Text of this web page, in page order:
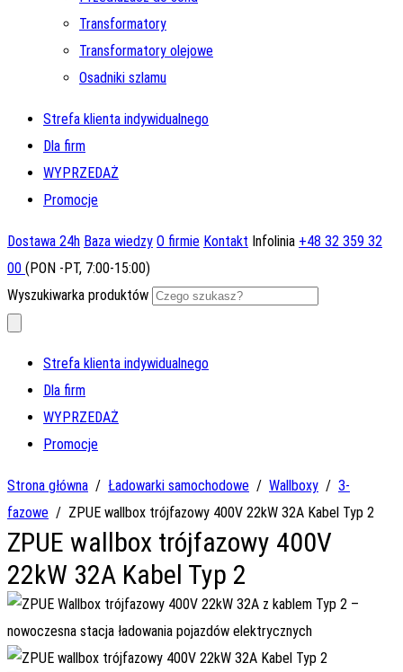
Transformatory
Transformatory olejowe
Osadniki szlamu
Strefa klienta indywidualnego
Dla firm
WYPRZEDAŻ
Promocje
Dostawa 24h Baza wiedzy O firmie Kontakt Infolinia +48 32 359 32
00 (PON -PT, 7:00-15:00)
Wyszukiwarka produktów
Strefa klienta indywidualnego
Dla firm
WYPRZEDAŻ
Promocje
Strona główna / Ładowarki samochodowe / Wallboxy / 3-
fazowe / ZPUE wallbox trójfazowy 400V 22kW 32A Kabel Typ 2
ZPUE wallbox trójfazowy 400V
22kW 32A Kabel Typ 2